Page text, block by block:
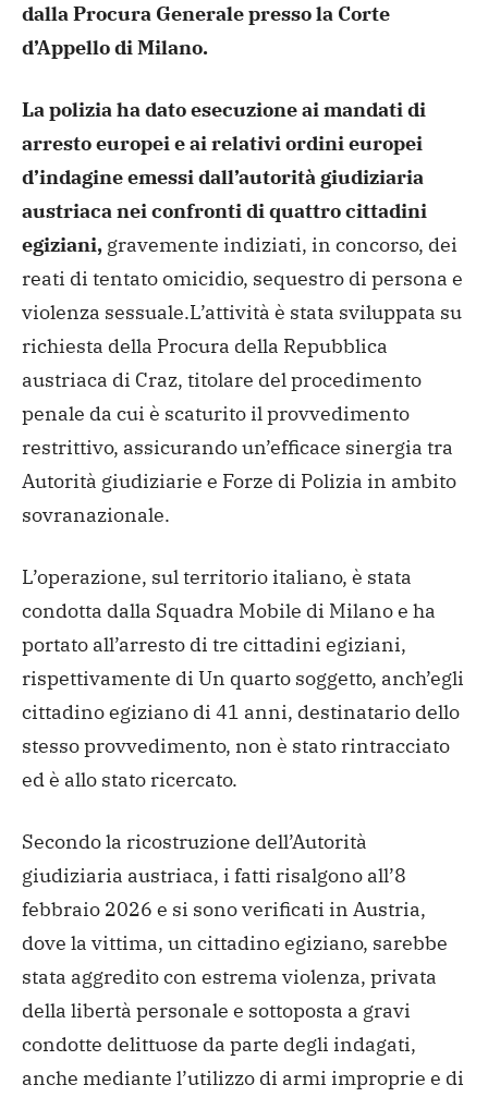
dalla Procura Generale presso la Corte
d’Appello di Milano.
La polizia ha dato esecuzione ai mandati di
arresto europei e ai relativi ordini europei
d’indagine emessi dall’autorità giudiziaria
austriaca nei confronti di quattro cittadini
egiziani, gravemente indiziati, in concorso, dei
reati di tentato omicidio, sequestro di persona e
violenza sessuale.L’attività è stata sviluppata su
richiesta della Procura della Repubblica
austriaca di Craz, titolare del procedimento
penale da cui è scaturito il provvedimento
restrittivo, assicurando un’efficace sinergia tra
Autorità giudiziarie e Forze di Polizia in ambito
sovranazionale.
L’operazione, sul territorio italiano, è stata
condotta dalla Squadra Mobile di Milano e ha
portato all’arresto di tre cittadini egiziani,
rispettivamente di Un quarto soggetto, anch’egli
cittadino egiziano di 41 anni, destinatario dello
stesso provvedimento, non è stato rintracciato
ed è allo stato ricercato.
Secondo la ricostruzione dell’Autorità
giudiziaria austriaca, i fatti risalgono all’8
febbraio 2026 e si sono verificati in Austria,
dove la vittima, un cittadino egiziano, sarebbe
stata aggredito con estrema violenza, privata
della libertà personale e sottoposta a gravi
condotte delittuose da parte degli indagati,
anche mediante l’utilizzo di armi improprie e di